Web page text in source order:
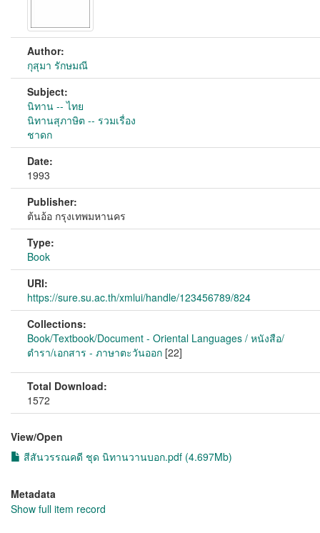
Author:
กุสุมา รักษมณี
Subject:
นิทาน -- ไทย
นิทานสุภาษิต -- รวมเรื่อง
ชาดก
Date:
1993
Publisher:
ต้นอ้อ กรุงเทพมหานคร
Type:
Book
URI:
https://sure.su.ac.th/xmlui/handle/123456789/824
Collections:
Book/Textbook/Document - Oriental Languages / หนังสือ/
ตำรา/เอกสาร - ภาษาตะวันออก [22]
Total Download:
1572
View/Open
สีสันวรรณคดี ชุด นิทานวานบอก.pdf (4.697Mb)
Metadata
Show full item record